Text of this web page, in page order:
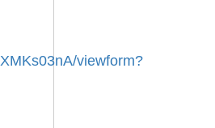
viewform?